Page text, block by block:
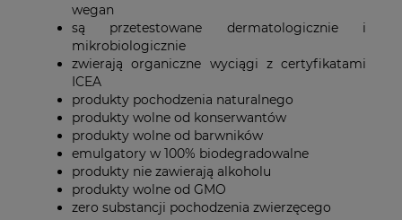
wegan
są przetestowane dermatologicznie i
mikrobiologicznie
zwierają organiczne wyciągi z certyfikatami
ICEA
produkty pochodzenia naturalnego
produkty wolne od konserwantów
produkty wolne od barwników
emulgatory w 100% biodegradowalne
produkty nie zawierają alkoholu
produkty wolne od GMO
zero substancji pochodzenia zwierzęcego